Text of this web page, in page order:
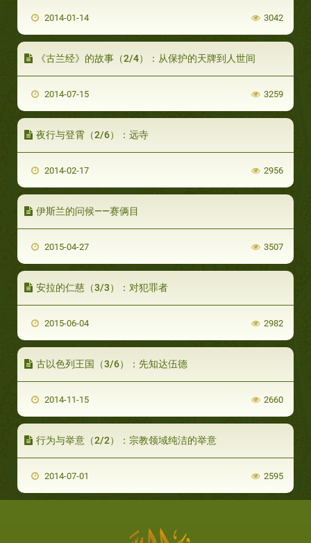
2014-01-14 3042
《古兰经》的故事（2/4）：从保护的天牌到人世间
2014-07-15 3259
夜行与登霄（2/6）：远寺
2014-02-17 2956
伊斯兰的问候——赛俩目
2015-04-27 3507
安拉的仁慈（3/3）：对犯罪者
2015-06-04 2982
古以色列王国（3/6）：先知达伍德
2014-11-15 2660
行为与举意（2/2）：宗教领域纯洁的举意
2014-07-01 2595